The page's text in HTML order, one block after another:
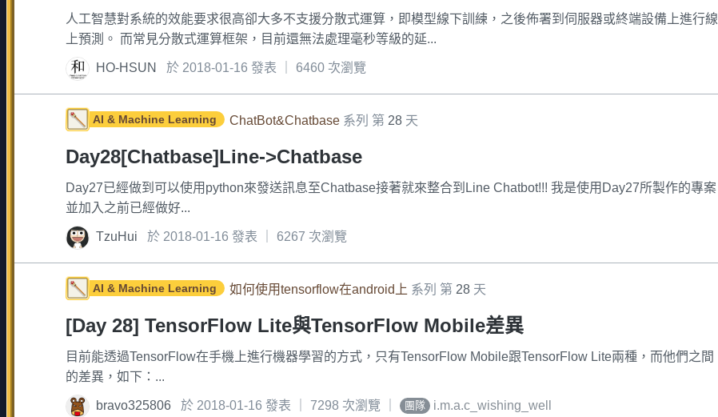
人工智慧對系統的效能要求很高卻大多不支援分散式運算，即模型線下訓練，之後佈署到伺服器或終端設備上進行線
上預測。 而常見分散式運算框架，目前還無法處理毫秒等級的延...
HO-HSUN 於 2018-01-16 發表 ｜ 6460 次瀏覽
AI & Machine Learning ChatBot&Chatbase 系列 第 28 天
Day28[Chatbase]Line->Chatbase
Day27已經做到可以使用python來發送訊息至Chatbase接著就來整合到Line Chatbot!!! 我是使用Day27所製作的專案
並加入之前已經做好...
TzuHui 於 2018-01-16 發表 ｜ 6267 次瀏覽
AI & Machine Learning 如何使用tensorflow在android上 系列 第 28 天
[Day 28] TensorFlow Lite與TensorFlow Mobile差異
目前能透過TensorFlow在手機上進行機器學習的方式，只有TensorFlow Mobile跟TensorFlow Lite兩種，而他們之間
的差異，如下：...
bravo325806 於 2018-01-16 發表 ｜ 7298 次瀏覽 ｜ 團隊 i.m.a.c_wishing_well